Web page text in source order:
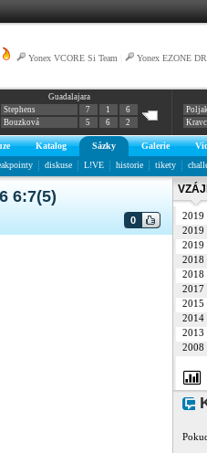
Yonex VCORE Si Team Yonex EZONE
Guadalajara
Stephens
7 1
6
Bouzková
5 6 2
Katalog Sázky Galerie
diskuse L!VE historie tikety
6:7(5)
0
2019
2019
2019
2018
2018
2017
2015
2014
2013
2008